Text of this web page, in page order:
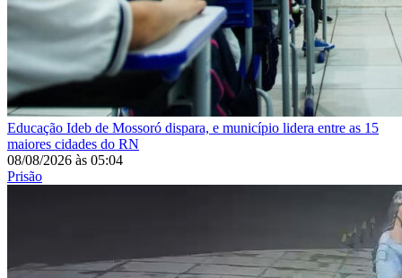
Educação Ideb de Mossoró dispara, e município lidera entre as 15
maiores cidades do RN
08/08/2026 às 05:04
Prisão